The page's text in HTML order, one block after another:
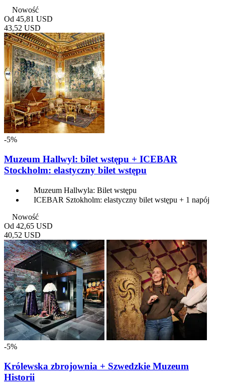
Nowość
Od 45,81 USD
43,52 USD
-5%
Muzeum Hallwyl: bilet wstępu + ICEBAR
Stockholm: elastyczny bilet wstępu
Muzeum Hallwyla: Bilet wstępu
ICEBAR Sztokholm: elastyczny bilet wstępu + 1 napój
Nowość
Od 42,65 USD
40,52 USD
-5%
Królewska zbrojownia + Szwedzkie Muzeum
Historii